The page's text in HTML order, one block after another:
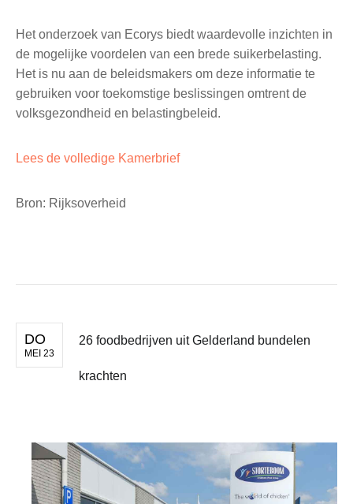
Het onderzoek van Ecorys biedt waardevolle inzichten in
de mogelijke voordelen van een brede suikerbelasting.
Het is nu aan de beleidsmakers om deze informatie te
gebruiken voor toekomstige beslissingen omtrent de
volksgezondheid en belastingbeleid.
Lees de volledige Kamerbrief
Bron: Rijksoverheid
DO
MEI 23
26 foodbedrijven uit Gelderland bundelen
krachten